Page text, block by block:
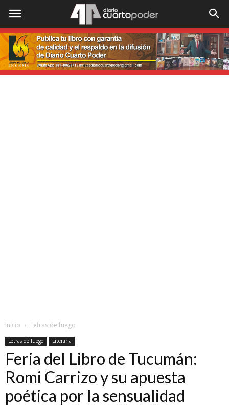
Inicio Letras de fuego
Letras de fuego Literaria
Feria del Libro de Tucumán:
Romi Carrizo y su apuesta
poética por la sensualidad